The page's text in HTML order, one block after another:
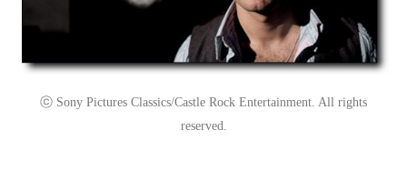
ⓒ Sony Pictures Classics/Castle Rock Entertainment. All rights
reserved.